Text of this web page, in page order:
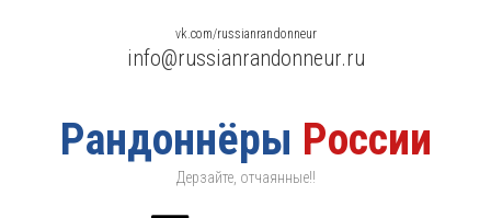
Рандоннёры России
Дерзайте, отчаянные!!
vk.com/russianrandonneur
info@russianrandonneur.ru